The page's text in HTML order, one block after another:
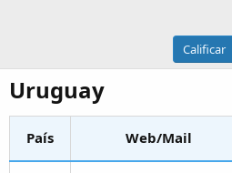
Calificar
Uruguay​
País Web/Mail